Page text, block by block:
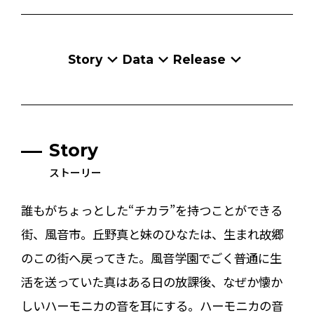
Story Data Release
Story
ストーリー
誰もがちょっとした“チカラ”を持つことができる
街、風音市。丘野真と妹のひなたは、生まれ故郷
のこの街へ戻ってきた。風音学園でごく普通に生
活を送っていた真はある日の放課後、なぜか懐か
しいハーモニカの音を耳にする。ハーモニカの音